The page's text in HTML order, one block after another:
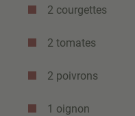
2 courgettes
2 tomates
2 poivrons
1 oignon